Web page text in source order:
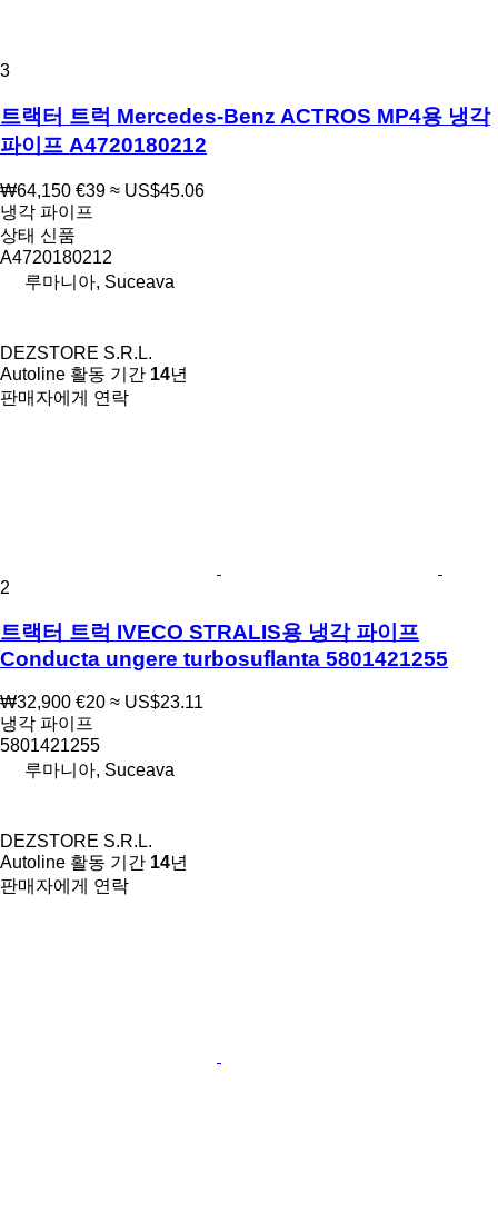
3
트랙터 트럭 Mercedes-Benz ACTROS MP4용 냉각
파이프 A4720180212
₩64,150 €39 ≈ US$45.06
냉각 파이프
상태 신품
A4720180212
루마니아, Suceava
DEZSTORE S.R.L.
Autoline 활동 기간 14년
판매자에게 연락
2
트랙터 트럭 IVECO STRALIS용 냉각 파이프
Conducta ungere turbosuflanta 5801421255
₩32,900 €20 ≈ US$23.11
냉각 파이프
5801421255
루마니아, Suceava
DEZSTORE S.R.L.
Autoline 활동 기간 14년
판매자에게 연락